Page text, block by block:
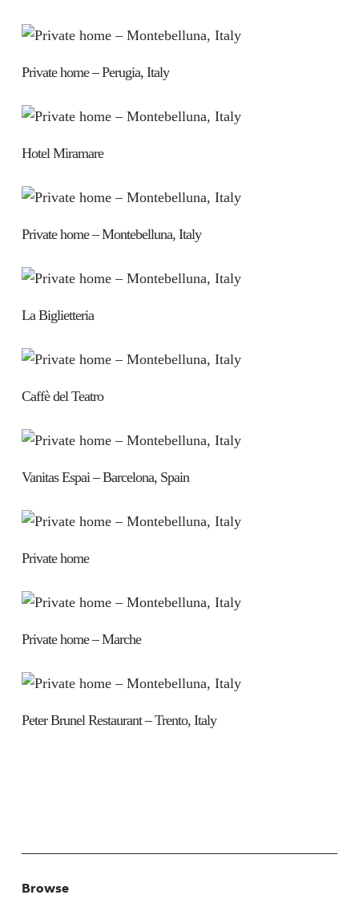
Private home – Perugia, Italy
Hotel Miramare
Private home – Montebelluna, Italy
La Biglietteria
Caffè del Teatro
Vanitas Espai – Barcelona, Spain
Private home
Private home – Marche
Peter Brunel Restaurant – Trento, Italy
Browse